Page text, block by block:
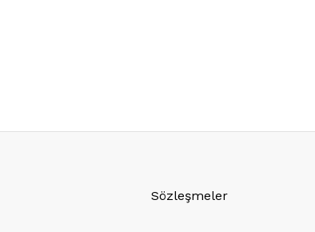
Sözleşmeler